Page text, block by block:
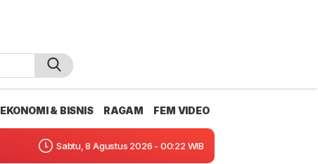
EKONOMI & BISNIS RAGAM FEM VIDEO
Sabtu, 8 Agustus 2026 - 00:22 WIB